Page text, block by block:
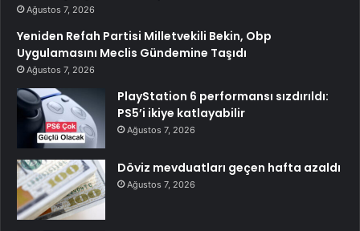
Ağustos 7, 2026
Yeniden Refah Partisi Milletvekili Bekin, Obp
Uygulamasını Meclis Gündemine Taşıdı
Ağustos 7, 2026
PlayStation 6 performansı sızdırıldı:
PS5’i ikiye katlayabilir
Ağustos 7, 2026
Döviz mevduatları geçen hafta azaldı
Ağustos 7, 2026